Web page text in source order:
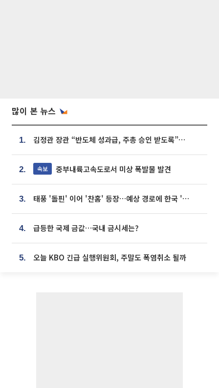
많이 본 뉴스
1. 김정관 장관 “반도체 성과급, 주총 승인 받도록”…상법·자본시장법 개정 시사
2. 속보 중부내륙고속도로서 미상 폭발물 발견
3. 태풍 '돌핀' 이어 '찬홈' 등장…예상 경로에 한국 '한숨'
4. 급등한 국제 금값…국내 금시세는?
5. 오늘 KBO 긴급 실행위원회, 주말도 폭염취소 될까